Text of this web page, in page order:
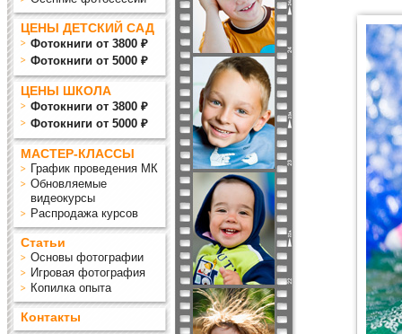
ЦЕНЫ ДЕТСКИЙ САД
Фотокниги от 3800 ₽
Фотокниги от 5000 ₽
ЦЕНЫ ШКОЛА
Фотокниги от 3800 ₽
Фотокниги от 5000 ₽
МАСТЕР-КЛАССЫ
График проведения МК
Обновляемые
видеокурсы
Распродажа курсов
Статьи
Основы фотографии
Игровая фотография
Копилка опыта
Контакты